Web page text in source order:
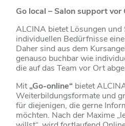
Go local – Salon support vor
ALCINA bietet Lösungen und
individuellen Bedürfnisse
Daher sind aus dem
genauso buchbar wie
die auf das Team vor Ort
Mit„Go-online“ bietet
Weiterbildungsformate und
für diejenigen, die gerne
möchten. Nach der Maxime